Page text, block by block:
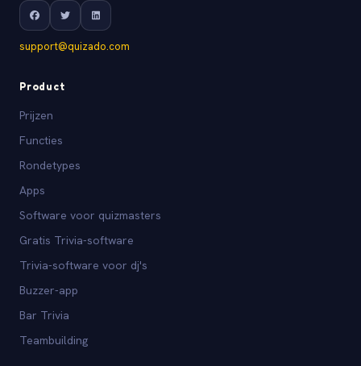
support@quizado.com
Product
Prijzen
Functies
Rondetypes
Apps
Software voor quizmasters
Gratis Trivia-software
Trivia-software voor dj's
Buzzer-app
Bar Trivia
Teambuilding